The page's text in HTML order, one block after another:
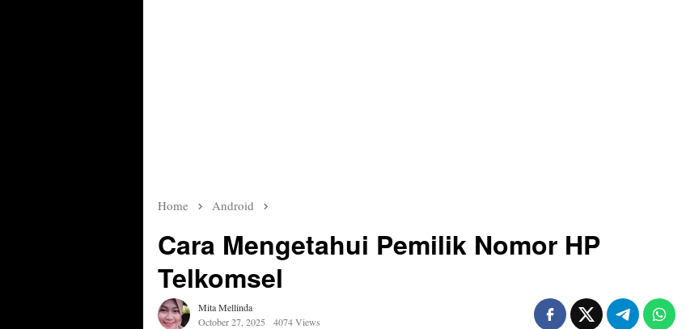
Home Android
Cara Mengetahui Pemilik Nomor HP
Telkomsel
Mita Mellinda
October 27, 2025
4074 Views